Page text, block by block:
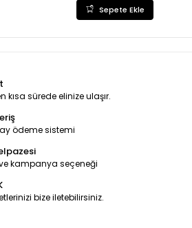
Sepete Ekle
kısa sürede elinize ulaşır.
ödeme sistemi
kampanya seçeneği
bize iletebilirsiniz.